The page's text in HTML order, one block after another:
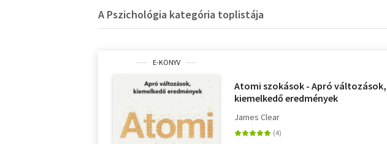
A Pszichológia kategória toplistája
E-KÖNYV
Atomi szokások - Apró változások,
kiemelkedő eredmények
James Clear